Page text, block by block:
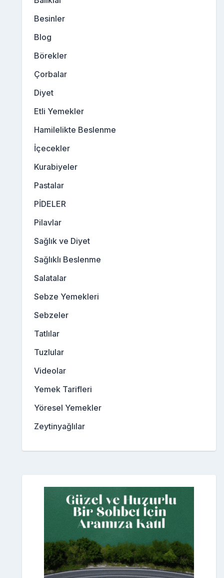
Besinler
Blog
Börekler
Çorbalar
Diyet
Etli Yemekler
Hamilelikte Beslenme
İçecekler
Kurabiyeler
Pastalar
PİDELER
Pilavlar
Sağlık ve Diyet
Sağlıklı Beslenme
Salatalar
Sebze Yemekleri
Sebzeler
Tatlılar
Tuzlular
Videolar
Yemek Tarifleri
Yöresel Yemekler
Zeytinyağlılar